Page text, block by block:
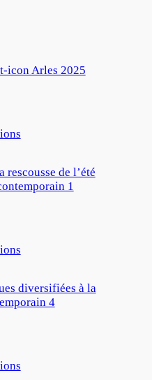
icon Arles 2025
rescousse de l’été
1
diversifiées à la
4